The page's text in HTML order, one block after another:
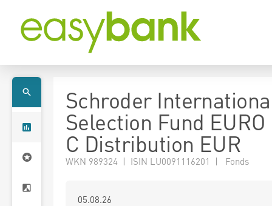
Schroder
Selection Fund
C Distribution EUR
WKN 989324 | ISIN LU0091116201 | Fonds
05.08.26